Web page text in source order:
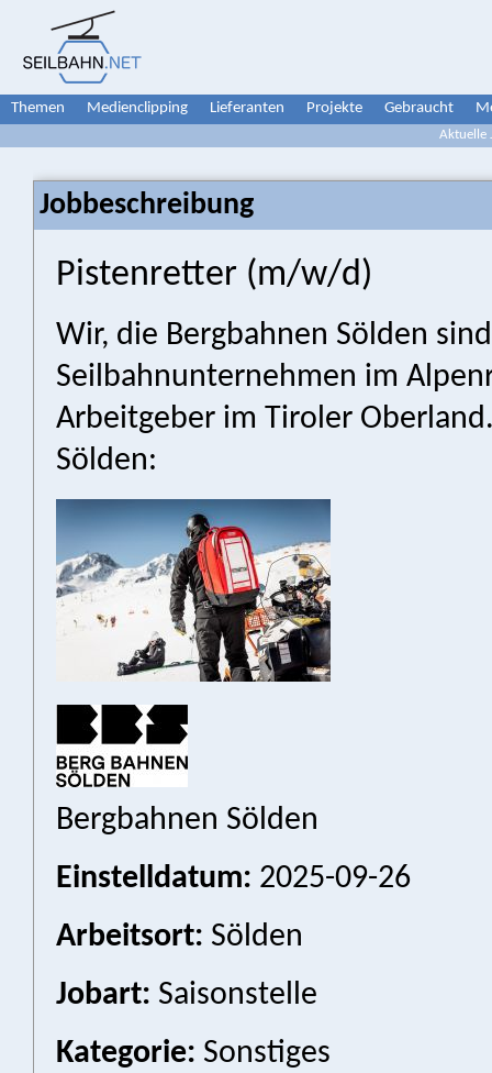
Themen Medienclipping Lieferanten Projekte Gebraucht
Aktuelle
Jobbeschreibung
Pistenretter (m/w/d)
Wir, die Bergbahnen Sölden
Seilbahnunternehmen im
Arbeitgeber im Tiroler
Sölden:
Bergbahnen Sölden
Einstelldatum: 2025-09-26
Arbeitsort: Sölden
Jobart: Saisonstelle
Kategorie: Sonstiges